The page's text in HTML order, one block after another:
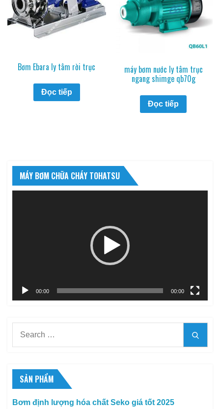
Bơm Ebara ly tâm rời trục
Đọc tiếp
máy bơm nước ly tâm trục
ngang shimge qb70g
Đọc tiếp
MÁY BƠM CHỮA CHÁY TOHATSU
00:00 00:00
SẢN PHẨM
Bơm định lượng hóa chất Seko giá tốt 2025